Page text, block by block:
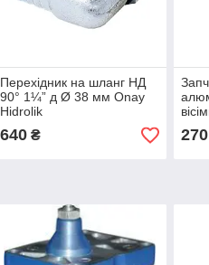
Перехідник на шланг НД
90° 1¼” д Ø 38 мм Onay
Hidrolik
640₴ 270